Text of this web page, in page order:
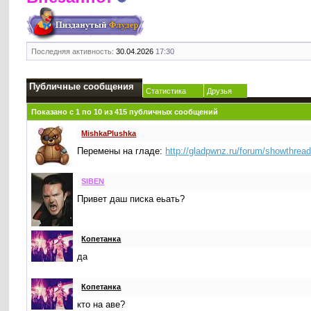
Последняя активность: 30.04.2026 17:30
Публичные сообщения Статистика Друзья
Показано с 1 по10 из415 публичных сообщений
MishkaPlushka
Перемены на гладе: http://gladpwnz.ru/forum/
SIBEN
Привет даш писка еьать?
Копетанка
да
Копетанка
кто на аве?